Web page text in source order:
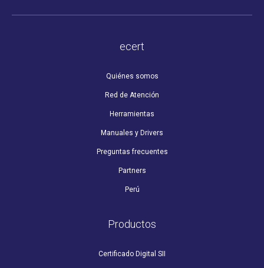
ecert
Quiénes somos
Red de Atención
Herramientas
Manuales y Drivers
Preguntas frecuentes
Partners
Perú
Productos
Certificado Digital SII